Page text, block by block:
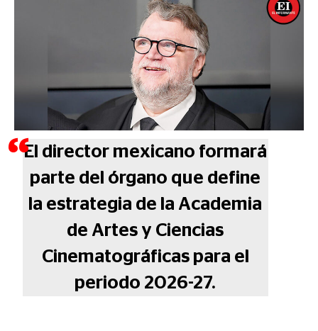
El director mexicano formará
parte del órgano que define
la estrategia de la Academia
de Artes y Ciencias
Cinematográficas para el
periodo 2026-27.